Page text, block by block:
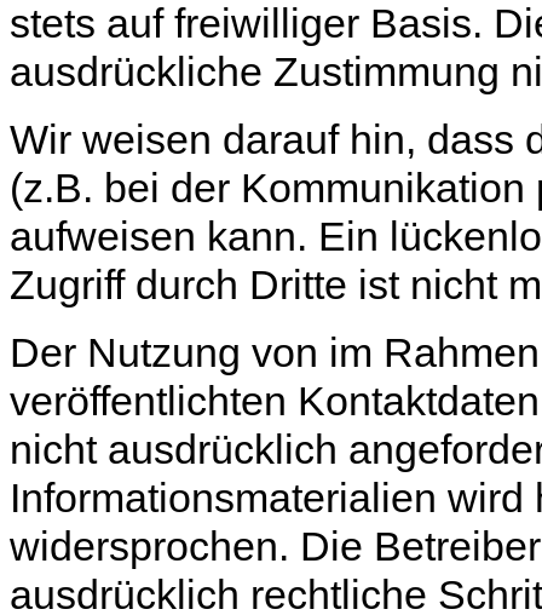
stets auf freiwilliger Basis.
ausdrückliche Zustimmung
Wir weisen darauf hin, dass
(z.B. bei der
aufweisen kann. Ein
Zugriff durch Dritte ist nicht
Der Nutzung von im
veröffentlichten
nicht ausdrücklich
Informationsmaterialien
widersprochen. Die
ausdrücklich rechtliche